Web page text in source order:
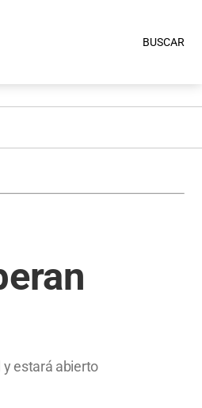
BUSCAR
estará abierto